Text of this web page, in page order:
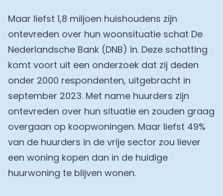
Maar liefst 1,8 miljoen huishoudens zijn
ontevreden over hun woonsituatie schat De
Nederlandsche Bank (DNB) in. Deze schatting
komt voort uit een onderzoek dat zij deden
onder 2000 respondenten, uitgebracht in
september 2023. Met name huurders zijn
ontevreden over hun situatie en zouden graag
overgaan op koopwoningen. Maar liefst 49%
van de huurders in de vrije sector zou liever
een woning kopen dan in de huidige
huurwoning te blijven wonen.